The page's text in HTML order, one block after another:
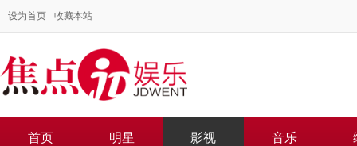
设为首页 收藏本站
首页 明星 影视 音乐